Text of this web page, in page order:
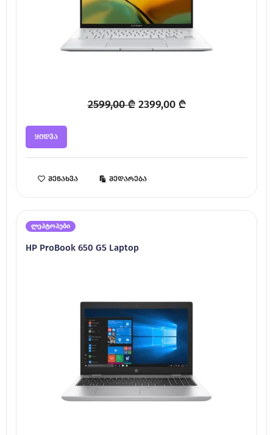
2599,00₾ Original
2599,00 ₾.
2399,00 ₾Current
2399,00 ₾.
ყიდვა
შენახვა შედარება
ლეპტოპები
HP ProBook 650 G5 Laptop